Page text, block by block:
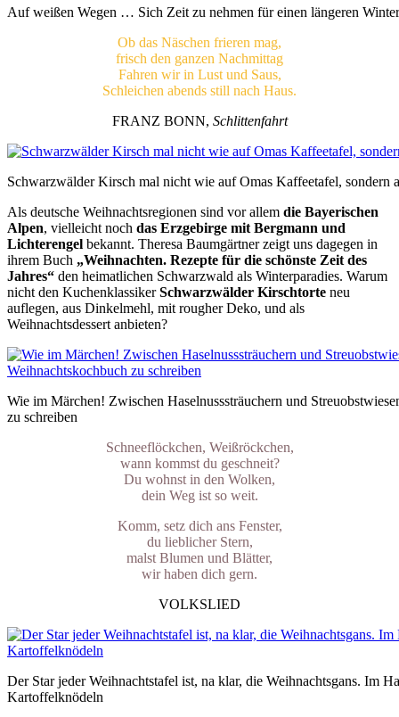
Auf weißen Wegen … Sich Zeit zu nehmen für einen längeren
Ob das Näschen frieren mag,
frisch den ganzen Nachmittag
Fahren wir in Lust und Saus,
Schleichen abends still nach Haus.
FRANZ BONN, Schlittenfahrt
Schwarzwälder Kirsch mal nicht wie auf Omas Kaffeetafel, sondern
Als deutsche Weihnachtsregionen sind vor allem die Bayerischen
Alpen, vielleicht noch das Erzgebirge mit Bergmann und
Lichterengel bekannt. Theresa Baumgärtner zeigt uns dagegen in
ihrem Buch „Weihnachten. Rezepte für die schönste Zeit des
Jahres“ den heimatlichen Schwarzwald als Winterparadies. Warum
nicht den KuchenklassikerSchwarzwälder Kirschtorte neu
auflegen, aus Dinkelmehl, mit rougher Deko, und als
Weihnachtsdessert anbieten?
Wie im Märchen! Zwischen Haselnusssträuchern und
zu schreiben
Schneeflöckchen, Weißröckchen,
wann kommst du geschneit?
Du wohnst in den Wolken,
dein Weg ist so weit.
Komm, setz dich ans Fenster,
du lieblicher Stern,
malst Blumen und Blätter,
wir haben dich gern.
VOLKSLIED
Der Star jeder Weihnachtstafel ist, na klar, die Weihnachtsgans. Im
Kartoffelknödeln